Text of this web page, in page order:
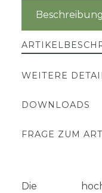
WEITERE
DOWNLOADS
FRAGE ZUM
Die